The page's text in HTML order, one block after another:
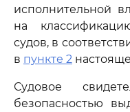
исполнительной
на
судов, в
в пункте 2
Судовое
безопасностью